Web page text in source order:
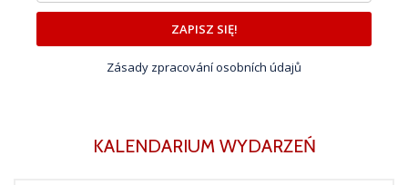
ZAPISZ SIĘ!
Zásady zpracování osobních údajů
KALENDARIUM WYDARZEŃ